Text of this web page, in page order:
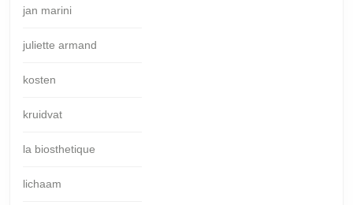
jan marini
juliette armand
kosten
kruidvat
la biosthetique
lichaam